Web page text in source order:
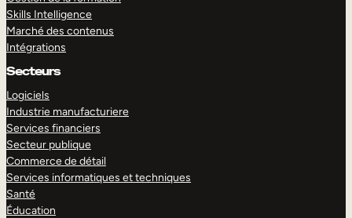
Skills Intelligence
Marché des contenus
Intégrations
Secteurs
Logiciels
Industrie manufacturiere
Services financiers
Secteur publique
Commerce de détail
Services informatiques et techniques
Santé
Éducation